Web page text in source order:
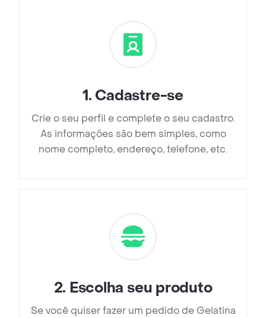
1. Cadastre-se
Crie o seu perfil e complete o seu cadastro.
As informações são bem simples, como
nome completo, endereço, telefone, etc.
2. Escolha seu produto
Se você quiser fazer um pedido de Gelatina